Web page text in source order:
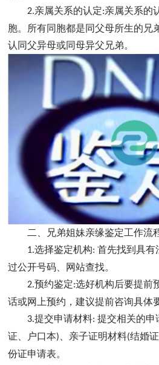
2.亲属关系的认定:亲属关系的
胞。所有同胞都是同父母所生的兄
认同父异母或同母异父兄弟。
二、兄弟姐妹亲缘鉴定工作流
1.选择鉴定机构: 首先找到具有
过公开号码、网站查找。
2.预约鉴定:选好机构后要提前
话或网上预约，建议提前咨询具体
3.提交申请材料: 提交相关的申
证、户口本)、亲子证明材料(结婚
份证申请表。